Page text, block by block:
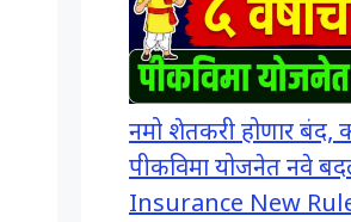
नमो शेतकरी होणार
पीकविमा योजनेत नवे
Insurance New